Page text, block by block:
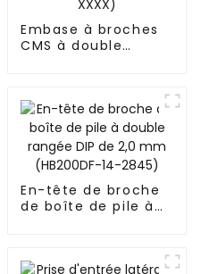
Embase à broches
CMS à double
En-tête de broche
de boîte de pile à
(HB200DF-14-2845)